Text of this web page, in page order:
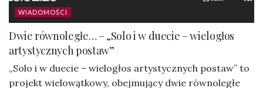
WIADOMOŚCI
Dwie równoległe… – „Solo i w duecie – wielogłos
artystycznych postaw”
„Solo i w duecie – wielogłos artystycznych postaw” to
projekt wielowątkowy, obejmujący dwie równoległe